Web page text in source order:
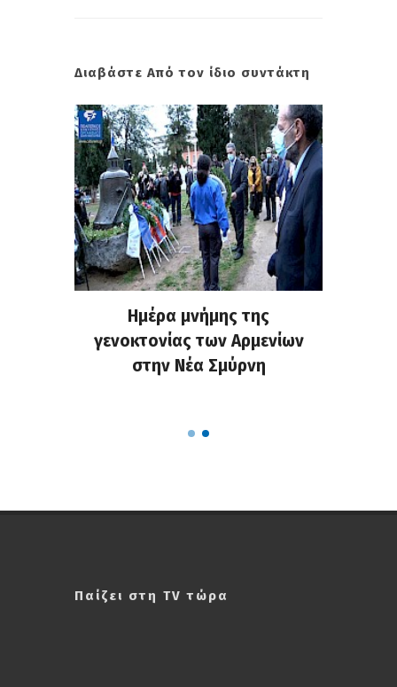
Διαβάστε Από τον ίδιο συντάκτη
Ημέρα μνήμης της
γενοκτονίας των Αρμενίων
στην Νέα Σμύρνη
Παίζει στη TV τώρα